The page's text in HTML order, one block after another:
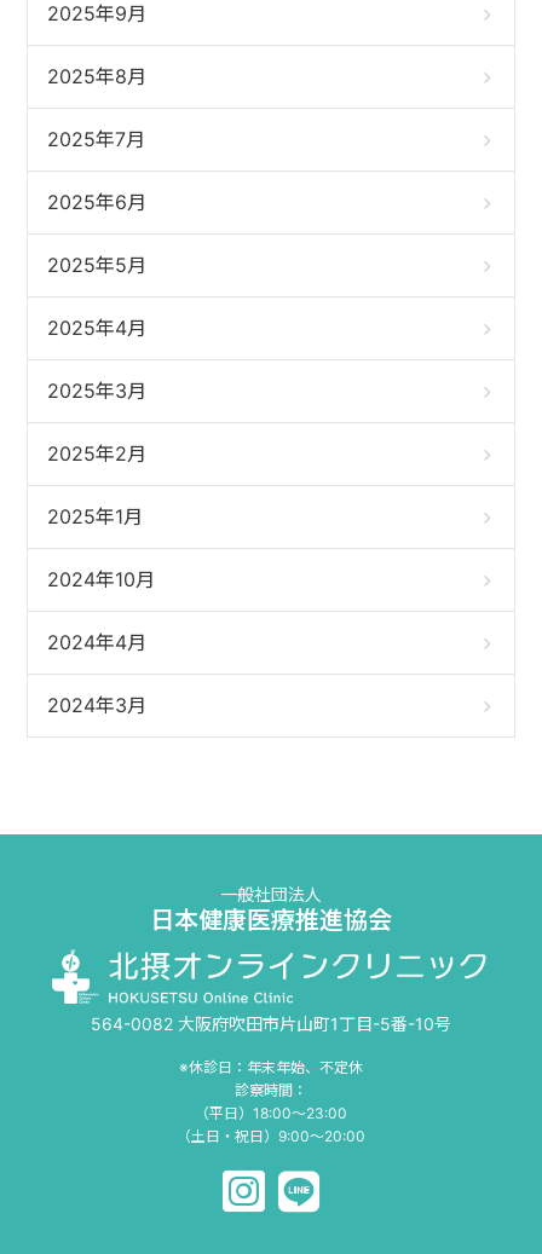
2025年9月
2025年8月
2025年7月
2025年6月
2025年5月
2025年4月
2025年3月
2025年2月
2025年1月
2024年10月
2024年4月
2024年3月
一般社団法人
日本健康医療推進協会
564-0082 大阪府吹田市片山町1丁目-5番-10号
※休診日：年末年始、不定休
診察時間：
（平日）18:00〜23:00
（土日・祝日）9:00〜20:00